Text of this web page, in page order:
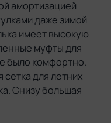
амортизацией
даже зимой
имеет высокую
муфты для
было комфортно.
сетка для летних
Снизу большая